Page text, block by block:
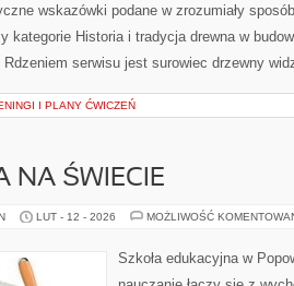
wskazówki podane w zrozumiały
kategorie Historia i tradycja drewna w
Rdzeniem serwisu jest surowiec drzewny
I PLANY ĆWICZEŃ
NA ŚWIECIE
LUT - 12 - 2026 MOŻLIWOŚĆ
Szkoła edukacyjna w